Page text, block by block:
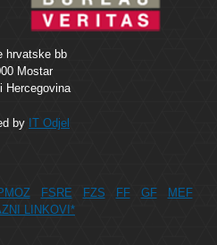
hrvatske bb
Mostar
Hercegovina
by IT Odjel
FSRE FZS FF GF
MEF
LINKOVI*